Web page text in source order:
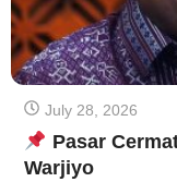
July 28, 2026
Pasar
Warjiyo